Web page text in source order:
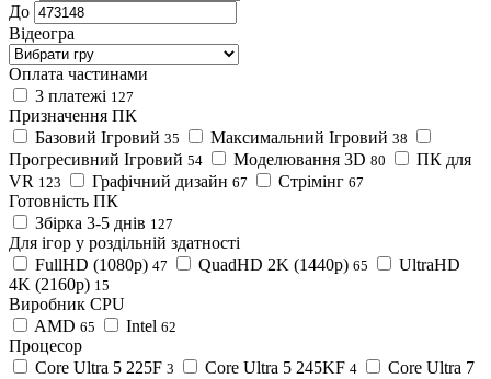
До
Відеогра
Оплата частинами
3 платежі 127
Призначення ПК
Базовий Ігровий 35 Максимальний Ігровий 38
Прогресивний Ігровий 54 Моделювання 3D 80
ПК для
VR 123 Графічний дизайн 67 Стрімінг 67
Готовність ПК
Збірка 3-5 днів 127
Для ігор у роздільній здатності
FullHD (1080p) 47 QuadHD 2K (1440p) 65
UltraHD
4K (2160p) 15
Виробник CPU
AMD 65 Intel 62
Процесор
Core Ultra 5 225F 3 Core Ultra 5 245KF 4
Core Ultra 7